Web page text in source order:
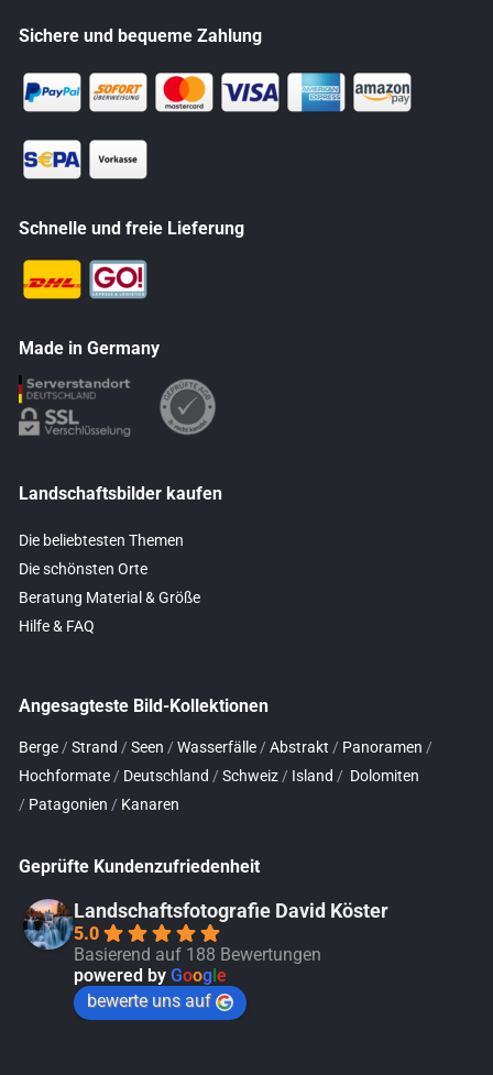
Sichere und bequeme Zahlung
Schnelle und freie Lieferung
Made in Germany
Landschaftsbilder kaufen
Die beliebtesten Themen
Die schönsten Orte
Beratung Material & Größe
Hilfe & FAQ
Angesagteste Bild-Kollektionen
Berge / Strand / Seen / Wasserfälle / Abstrakt / Panoramen /
Hochformate / Deutschland / Schweiz / Island / Dolomiten
/ Patagonien / Kanaren
Geprüfte Kundenzufriedenheit
Landschaftsfotografie David Köster
5.0
Basierend auf 188 Bewertungen
powered by Google
bewerte uns auf